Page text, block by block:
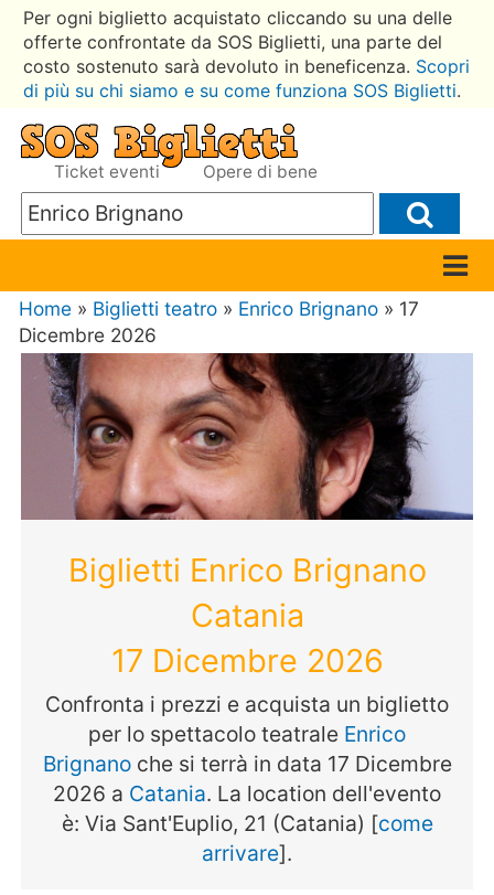
Per ogni biglietto acquistato cliccando su una delle
offerte confrontate da SOS Biglietti, una parte del
costo sostenuto sarà devoluto in beneficenza. Scopri
di più su chi siamo e su come funziona SOS Biglietti.
Ticket eventi Opere di bene
Home » Biglietti teatro » Enrico Brignano » 17
Dicembre 2026
Biglietti Enrico Brignano
Catania
17 Dicembre 2026
Confronta i prezzi e acquista un biglietto
per lo spettacolo teatrale Enrico
Brignanoche si terrà in data 17 Dicembre
2026 a Catania. La location dell'evento
è: Via Sant'Euplio, 21 (Catania) [come
arrivare].